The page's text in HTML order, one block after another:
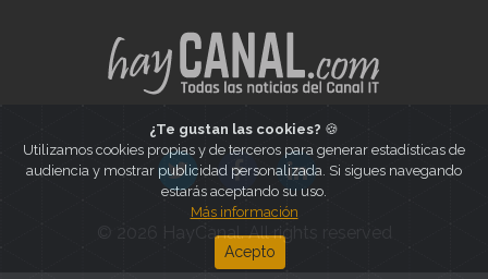
© 2026 HayCanal. All rights reserved
¿Te gustan las cookies? 🍪
Utilizamos cookies propias y de terceros para generar estadísticas de
audiencia y mostrar publicidad personalizada. Si sigues navegando
estarás aceptando su uso.
Más información
Acepto